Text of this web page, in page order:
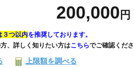
200,000 円
３つ以内を推奨しております。
、詳しく知りたい方はこちらでご確認くださ
上限額を調べる